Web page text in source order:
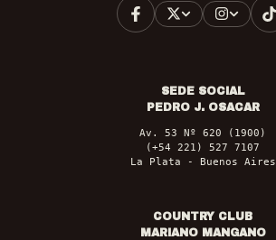
SEDE SOCIAL
PEDRO J. OSACAR
Av. 53 Nº 620 (1900)
(+54 221) 527 7107
La Plata - Buenos Aires
COUNTRY CLUB
MARIANO MANGANO